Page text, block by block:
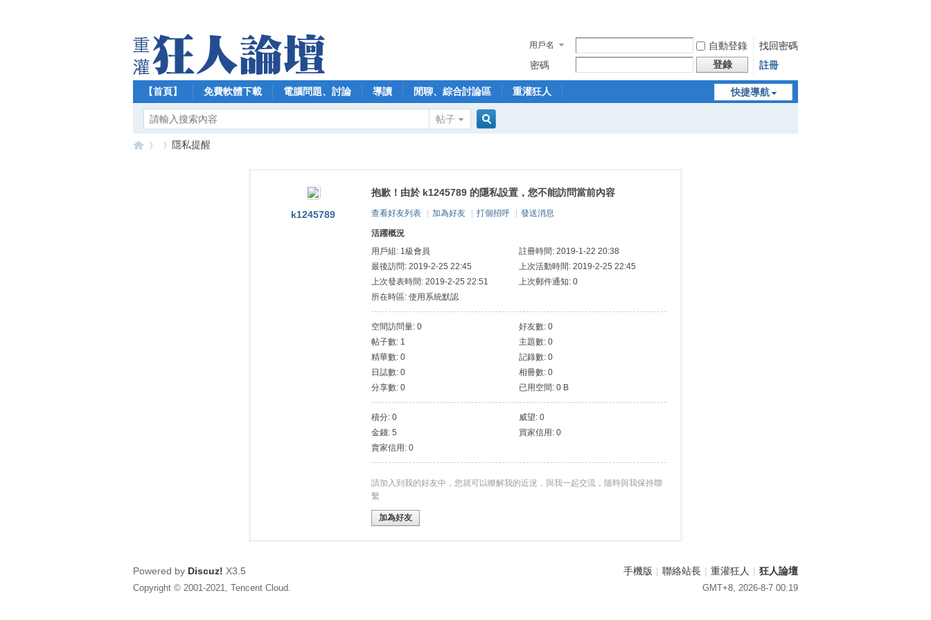
用戶名 自動登錄
找回密碼
密碼
登錄 註冊
快捷導航
【首頁】 免費軟體下載 電腦問題、討論 導讀 閒聊、綜合討論區 重灌狂人
帖子
索
隱私提醒
k1245789
抱歉！由於 k1245789 的隱私設置，您不能訪問當前內容
查看好友列表 加為好友 打個招呼 發送消息
活躍概況
用戶組: 1級會員
註冊時間: 2019-1-22 20:38
最後訪問: 2019-2-25 22:45
上次活動時間: 2019-2-25 22:45
上次發表時間: 2019-2-25 22:51
上次郵件通知: 0
所在時區: 使用系統默認
空間訪問量: 0
好友數: 0
帖子數: 1
主題數: 0
精華數: 0
記錄數: 0
日誌數: 0
相冊數: 0
分享數: 0
已用空間: 0 B
積分: 0
威望: 0
金錢: 5
買家信用: 0
賣家信用: 0
請加入到我的好友中，您就可以瞭解我的近況，與我一起交流，隨時與我保持聯
繫
加為好友
手機版 | 聯絡站長 | 重灌狂人 | 狂人論壇
GMT+8, 2026-8-7 00:19
Powered by Discuz! X3.5
Copyright © 2001-2021, Tencent Cloud.